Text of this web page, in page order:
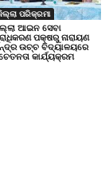
ପରିକ୍ରମା
ଆଇନ ସେବା
ପକ୍ଷରୁ ନାରାୟଣ
ଉଚ୍ଚ ବିଦ୍ୟାଳୟରେ
କାର୍ଯ୍ୟକ୍ରମ